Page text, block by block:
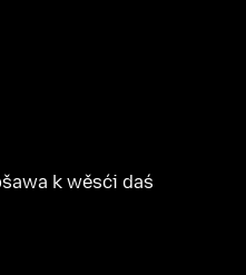
k wěsći daś